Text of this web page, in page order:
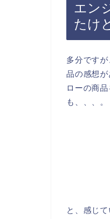
エン
たけ
多分です
品の感想
ローの商
も、、、。
と、感じ